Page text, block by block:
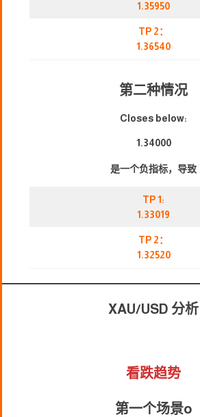
1.35950
TP 2：
1.36540
第二种情况
Closes below:
1.34000
是一个负指标，导致
TP 1:
1.33019
TP 2：
1.32520
XAU/USD 分析
看跌趋势
第一个场景o